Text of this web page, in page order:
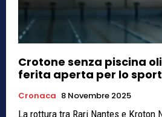
Crotone senza piscina
ferita aperta per lo
Cronaca 8 Novembre 2025
La rottura tra Rari Nantes e Kroton